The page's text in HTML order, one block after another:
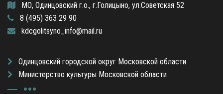
МО, Одинцовский г.о., г.Голицыно, ул.Советская 52
8 (495) 363 29 90
kdcgolitsyno_info@mail.ru
Одинцовский городской округ Московской области
Министерство культуры Московской области